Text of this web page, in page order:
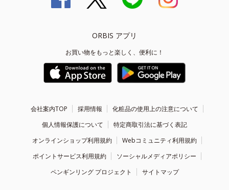
ORBIS アプリ
お買い物をもっと楽しく、便利に！
会社案内TOP 採用情報
化粧品の使用上の注意について
個人情報保護について
特定商取引法に基づく表記
オンラインショップ利用規約
Webコミュニティ利用規約
ポイントサービス利用規約
ソーシャルメディアポリシー
ペンギンリング プロジェクト
サイトマップ